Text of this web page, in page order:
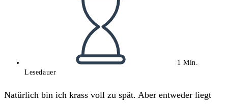
1 Min.
Lesedauer
Natürlich bin ich krass voll zu spät. Aber entweder liegt